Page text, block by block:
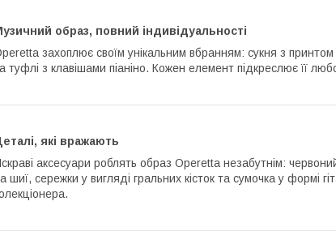
образ, повний індивідуальності
захоплює своїм унікальним вбранням: сукня з принтом
туфлі з клавішами піаніно. Кожен елемент підкреслює її
які вражають
аксесуари роблять образ Operetta незабутнім:
шиї, сережки у вигляді гральних кісток та сумочка у формі